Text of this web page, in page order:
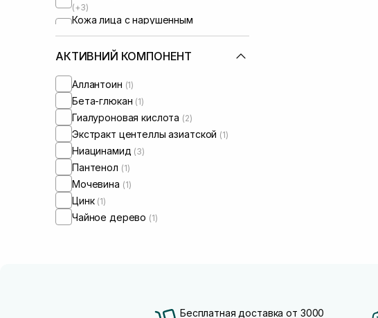
(+3)
Кожа лица с нарушенным
барьером(+2)
микробиомом(+1)
АКТИВНИЙ КОМПОНЕНТ
Аллантоин (1)
Бета-глюкан (1)
Гиалуроновая кислота (2)
Экстракт центеллы азиатской (1)
Ниацинамид (3)
Пантенол (1)
Мочевина (1)
Цинк (1)
Чайное дерево (1)
Бесплатная доставка от 3000